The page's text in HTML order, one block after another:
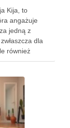
Kija, to
angażuje
jedną z
dla
również
tej